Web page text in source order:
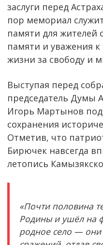
заслуги перед
пор мемориал
памяти для жителей
памяти и уважения к
жизни за свободу и
Выступая перед
председатель Думы
Игорь Мартынов
сохранения
Отметив, что
Бирючек навсегда
летопись
«Почти половина
Родины и ушёл на
родное село — они